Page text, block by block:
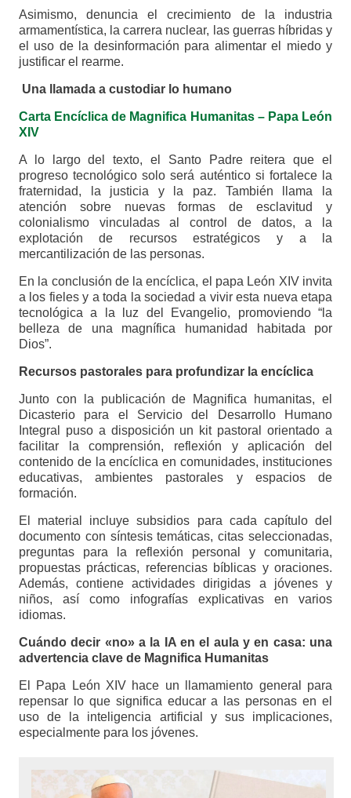
Asimismo, denuncia el crecimiento de la industria
armamentística, la carrera nuclear, las guerras híbridas y
el uso de la desinformación para alimentar el miedo y
justificar el rearme.
Una llamada a custodiar lo humano
Carta Encíclica de Magnifica Humanitas – Papa León
XIV
A lo largo del texto, el Santo Padre reitera que el
progreso tecnológico solo será auténtico si fortalece la
fraternidad, la justicia y la paz. También llama la
atención sobre nuevas formas de esclavitud y
colonialismo vinculadas al control de datos, a la
explotación de recursos estratégicos y a la
mercantilización de las personas.
En la conclusión de la encíclica, el papa León XIV invita
a los fieles y a toda la sociedad a vivir esta nueva etapa
tecnológica a la luz del Evangelio, promoviendo “la
belleza de una magnífica humanidad habitada por
Dios”.
Recursos pastorales para profundizar la encíclica
Junto con la publicación de Magnifica humanitas, el
Dicasterio para el Servicio del Desarrollo Humano
Integral puso a disposición un kit pastoral orientado a
facilitar la comprensión, reflexión y aplicación del
contenido de la encíclica en comunidades, instituciones
educativas, ambientes pastorales y espacios de
formación.
El material incluye subsidios para cada capítulo del
documento con síntesis temáticas, citas seleccionadas,
preguntas para la reflexión personal y comunitaria,
propuestas prácticas, referencias bíblicas y oraciones.
Además, contiene actividades dirigidas a jóvenes y
niños, así como infografías explicativas en varios
idiomas.
Cuándo decir «no» a la IA en el aula y en casa: una
advertencia clave de Magnifica Humanitas
El Papa León XIV hace un llamamiento general para
repensar lo que significa educar a las personas en el
uso de la inteligencia artificial y sus implicaciones,
especialmente para los jóvenes.